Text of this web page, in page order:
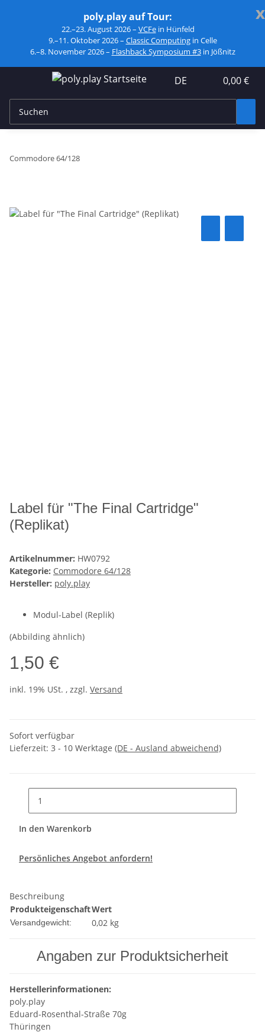
x
poly.play auf Tour:
22.–23. August 2026 – VCFein Hünfeld
9.–11. Oktober 2026 – Classic Computingin Celle
6.–8. November 2026 – Flashback Symposium #3in Jößnitz
DE 0,00 €
Commodore 64/128
Label für "The Final Cartridge"
(Replikat)
Artikelnummer: HW0792
Kategorie: Commodore 64/128
Hersteller: poly.play
Modul-Label (Replik)
(Abbilding ähnlich)
1,50 €
inkl. 19% USt. , zzgl. Versand
Sofort verfügbar
Lieferzeit: 3 - 10 Werktage (DE - Ausland abweichend)
In den Warenkorb
Persönliches Angebot anfordern!
Beschreibung
ProdukteigenschaftWert
Versandgewicht: 0,02 kg
Angaben zur Produktsicherheit
Herstellerinformationen:
poly.play
Eduard-Rosenthal-Straße 70g
Thüringen